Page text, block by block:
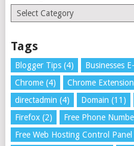
Categories
Tags
Blogger Tips(4) Businesses
Chrome(4) Chrome
directadmin (4) Domain (11)
Firefox(2) Free Phone
Free Web Hosting Control Panel